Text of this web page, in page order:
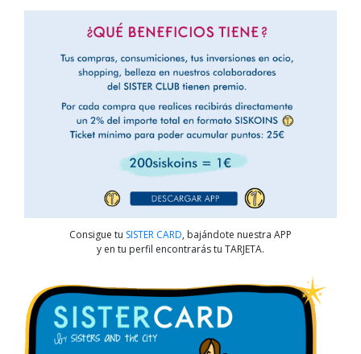
Consigue tu SISTER CARD, bajándote nuestra APP
y en tu perfil encontrarás tu TARJETA.